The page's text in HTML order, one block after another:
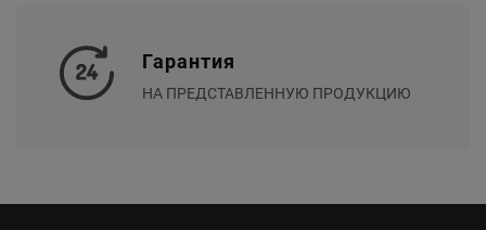
Гарантия
НА ПРЕДСТАВЛЕННУЮ ПРОДУКЦИЮ